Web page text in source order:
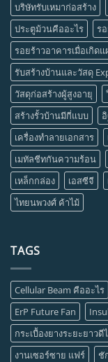
บริษัทรับเหมาก่อสร้าง
ประตูม้วนคืออะไร
ร
รอยร้าวอาคารเมื่อเกิด
รับสร้างบ้านและวัสดุ
วัสดุก่อสร้างผู้สูงอายุ
สร้างรั้วบ้านมีกี่แบบ
เครื่องทำลายเอกสาร
เมทัลชีทกันความร้อน
เหล็กกล่อง
เอสซีจี
ไทยนพวงศ์ ค้าไม้
TAGS
Cellular Beam คืออะไร
ErP Future Fan
กระเบื้องยางระยะยาวดี
งานเซอร์ซาย แฟร์
ชั